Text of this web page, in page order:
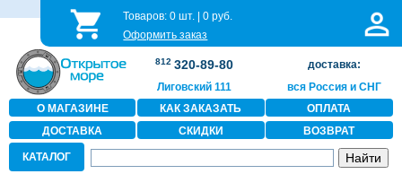
Товаров:0 шт. |0 руб.
Оформить заказ
812 320-89-80
Лиговский 111
доставка:
вся Россия и СНГ
О МАГАЗИНЕ
КАК ЗАКАЗАТЬ
ОПЛАТА
ДОСТАВКА
СКИДКИ ВОЗВРАТ
КАТАЛОГ